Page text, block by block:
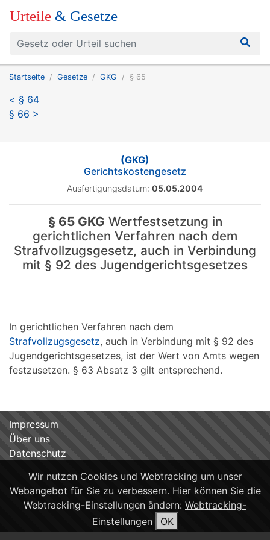
Urteile & Gesetze
Startseite Gesetze GKG § 65
< § 64
§ 66 >
(GKG)
Gerichtskostengesetz
Ausfertigungsdatum: 05.05.2004
§ 65 GKG Wertfestsetzung in
gerichtlichen Verfahren nach dem
Strafvollzugsgesetz, auch in Verbindung
mit § 92 des Jugendgerichtsgesetzes
In gerichtlichen Verfahren nach dem
Strafvollzugsgesetz, auch in Verbindung mit § 92 des
Jugendgerichtsgesetzes, ist der Wert von Amts wegen
festzusetzen. § 63 Absatz 3 gilt entsprechend.
Wir nutzen Cookies und Webtracking um unser
Webangebot für Sie zu verbessern. Hier können Sie die
Webtracking-Einstellungen ändern: Webtracking-
Einstellungen
OK
Impressum
Über uns
Datenschutz